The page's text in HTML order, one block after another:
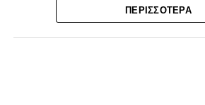
σεζόν στην Superbet League 2 είχε
συμμετοχές, δύο γκολ και
Γιάννινα. Στο παρελθόν έχει
ΠΕΡΙΣΣΌΤΕΡΑ